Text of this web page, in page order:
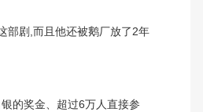
部剧,而且他还被鹅厂放了2年
的奖金、超过6万人直接参